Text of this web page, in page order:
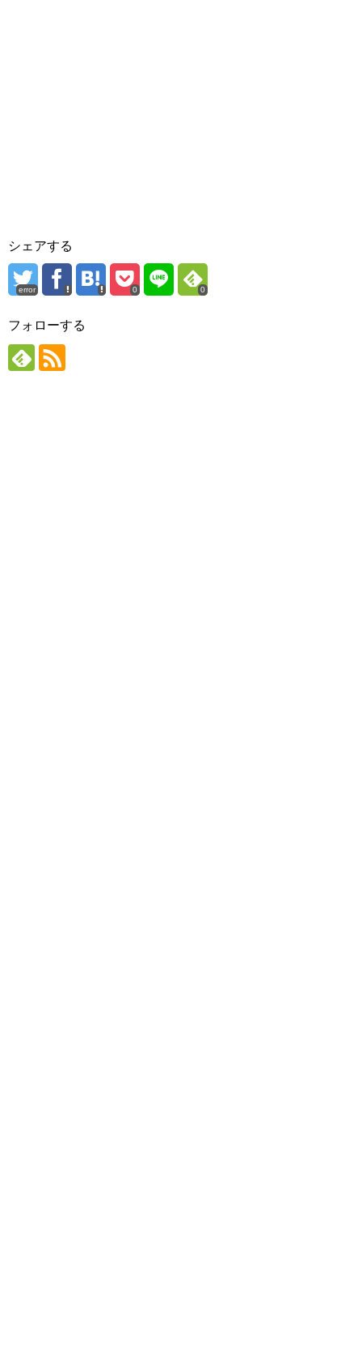
シェアする
error 0 0
フォローする